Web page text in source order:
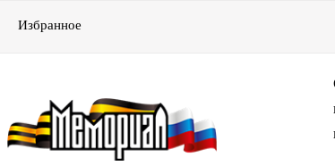
Избранное